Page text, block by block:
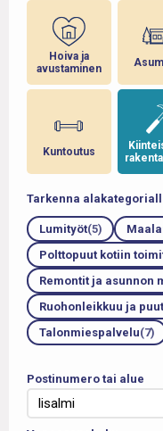
Hoiva ja
avustaminen
Kuntoutus
Tarkenna
Lumityöt(5)
Polttopuut kotiin
Remontit ja asunnon
Ruohonleikkuu ja
Talonmiespalvelu(7)
Postinumero tai alue